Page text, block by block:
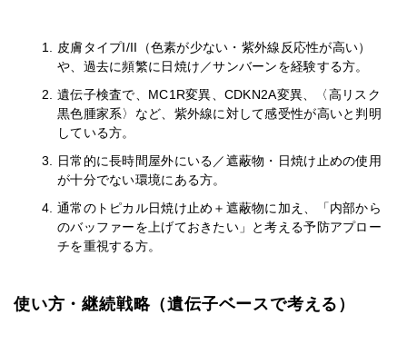
皮膚タイプI/II（色素が少ない・紫外線反応性が高い）
や、過去に頻繁に日焼け／サンバーンを経験する方。
遺伝子検査で、MC1R変異、CDKN2A変異、〈高リスク
黒色腫家系〉など、紫外線に対して感受性が高いと判明
している方。
日常的に長時間屋外にいる／遮蔽物・日焼け止めの使用
が十分でない環境にある方。
通常のトピカル日焼け止め＋遮蔽物に加え、「内部から
のバッファーを上げておきたい」と考える予防アプロー
チを重視する方。
使い方・継続戦略（遺伝子ベースで考える）